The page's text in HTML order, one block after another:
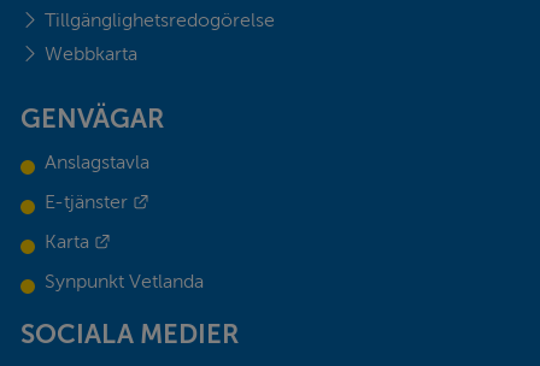
Tillgänglighetsredogörelse
Webbkarta
GENVÄGAR
Anslagstavla
E-tjänster
Karta
Synpunkt Vetlanda
SOCIALA MEDIER